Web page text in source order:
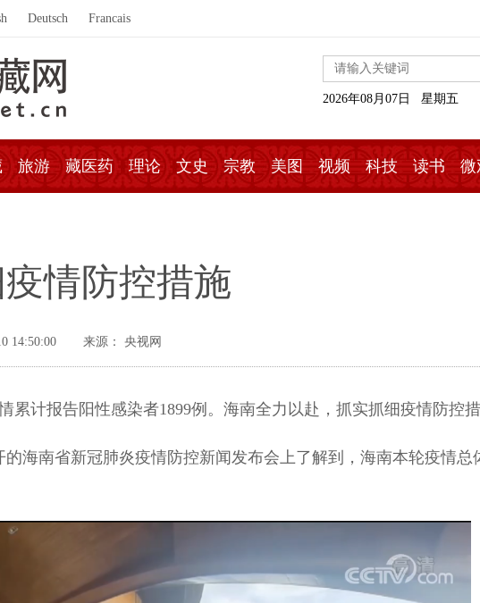
Deutsch Francais
2026年08月07日 星期五
旅游 藏医药 理论 文史 宗教 美图 视频 科技 读书 微
情防控措施
14:50:00 来源： 央视网
计报告阳性感染者1899例。海南全力以赴，抓实抓细疫情防控措
南省新冠肺炎疫情防控新闻发布会上了解到，海南本轮疫情总